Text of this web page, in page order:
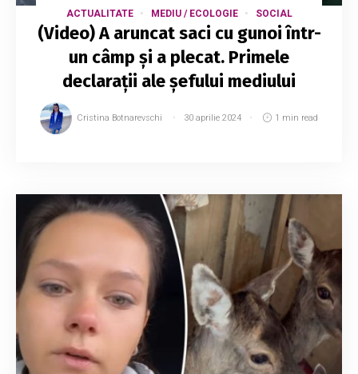
ACTUALITATE MEDIU / ECOLOGIE SOCIAL
(Video) A aruncat saci cu gunoi într-
un câmp și a plecat. Primele
declarații ale șefului mediului
Cristina Botnarevschi 30 aprilie 2024 1 min read